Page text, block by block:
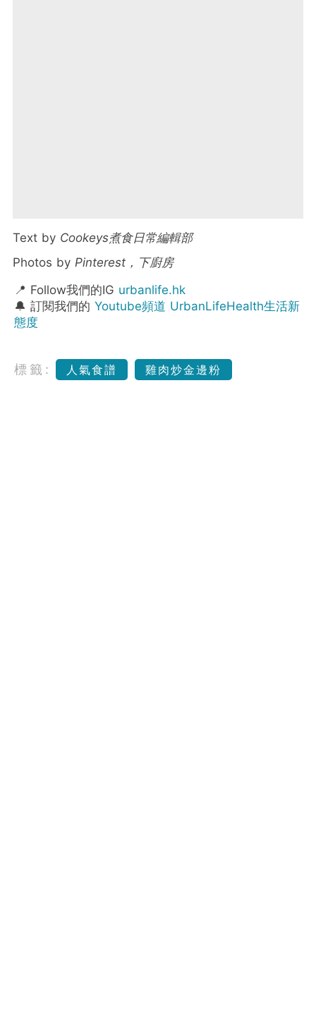
Text by Cookeys煮食日常編輯部
Photos by Pinterest，下廚房
📍 Follow我們的IG urbanlife.hk
🔔 訂閱我們的 Youtube頻道 UrbanLifeHealth生活新
態度
標籤: 人氣食譜 雞肉炒金邊粉